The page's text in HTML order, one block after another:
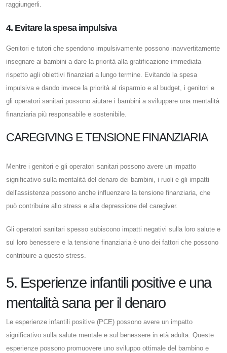
raggiungerli.
4. Evitare la spesa impulsiva
Genitori e tutori che spendono impulsivamente possono inavvertitamente
insegnare ai bambini a dare la priorità alla gratificazione immediata
rispetto agli obiettivi finanziari a lungo termine. Evitando la spesa
impulsiva e dando invece la priorità al risparmio e al budget, i genitori e
gli operatori sanitari possono aiutare i bambini a sviluppare una mentalità
finanziaria più responsabile e sostenibile.
CAREGIVING E TENSIONE FINANZIARIA
Mentre i genitori e gli operatori sanitari possono avere un impatto
significativo sulla mentalità del denaro dei bambini, i ruoli e gli impatti
dell'assistenza possono anche influenzare la tensione finanziaria, che
può contribuire allo stress e alla depressione del caregiver.
Gli operatori sanitari spesso subiscono impatti negativi sulla loro salute e
sul loro benessere e la tensione finanziaria è uno dei fattori che possono
contribuire a questo stress.
5. Esperienze infantili positive e una
mentalità sana per il denaro
Le esperienze infantili positive (PCE) possono avere un impatto
significativo sulla salute mentale e sul benessere in età adulta. Queste
esperienze possono promuovere uno sviluppo ottimale del bambino e